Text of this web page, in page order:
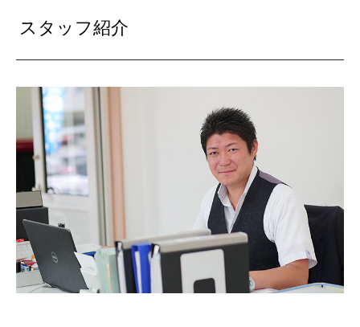
スタッフ紹介